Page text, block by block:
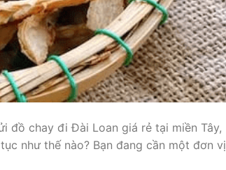
đồ chay đi Đài Loan giá rẻ tại miền Tây,
như thế nào? Bạn đang cần một đơn vị